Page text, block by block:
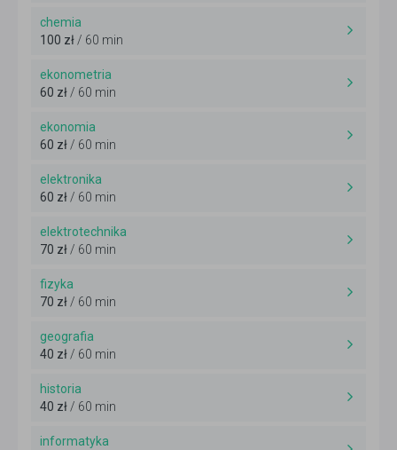
chemia
100 zł/ 60 min
ekonometria
60 zł/ 60 min
ekonomia
60 zł/ 60 min
elektronika
60 zł/ 60 min
elektrotechnika
70 zł/ 60 min
fizyka
70 zł/ 60 min
geografia
40 zł/ 60 min
historia
40 zł/ 60 min
informatyka